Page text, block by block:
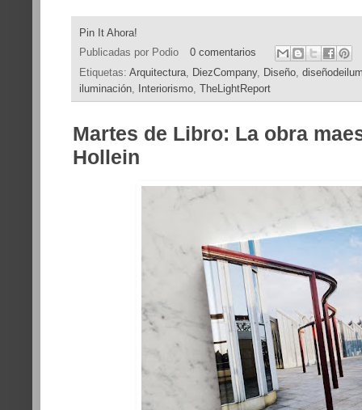
Pin It Ahora!
Publicadas por Podio
0 comentarios
Etiquetas: Arquitectura, DiezCompany, Diseño,
iluminación, Interiorismo, TheLightReport
Martes de Libro: La obra
Hollein